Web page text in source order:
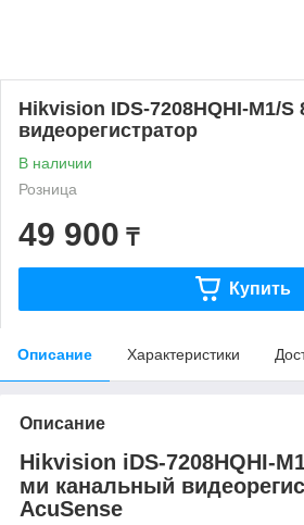
Hikvision IDS-7208HQHI-M1/
видеорегистратор
В наличии
Розница
49 900 ₸
Купить
Описание Характеристики
Описание
Hikvision iDS-7208HQHI-
ми канальный
AcuSense